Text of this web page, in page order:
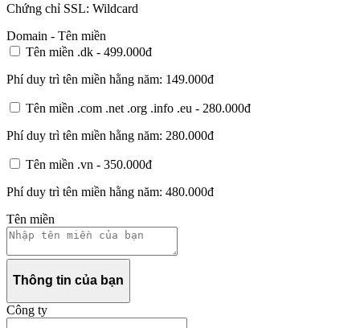
Chứng chỉ SSL: Wildcard
Domain - Tên miền
Tên miền .dk - 499.000đ
Phí duy trì tên miền hằng năm: 149.000đ
Tên miền .com .net .org .info .eu - 280.000đ
Phí duy trì tên miền hằng năm: 280.000đ
Tên miền .vn - 350.000đ
Phí duy trì tên miền hằng năm: 480.000đ
Tên miền
Thông tin của bạn
Công ty